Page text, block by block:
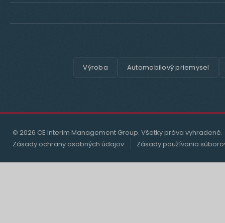
Výroba Automobilový priemysel
© 2026 CE Interim Management Group. Všetky práva vyhradené.
Zásady ochrany osobných údajov
Zásady používania